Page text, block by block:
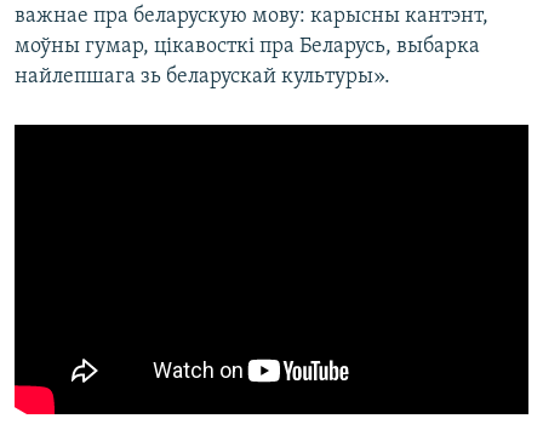
важнае пра беларускую мову: карысны кантэнт,
моўны гумар, цікавосткі пра Беларусь, выбарка
найлепшага зь беларускай культуры».